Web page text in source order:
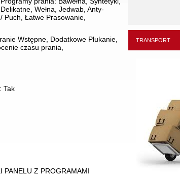
Delikatne, Wełna, Jedwab, Anty-
Puch, Łatwe Prasowanie,
Wstępne, Dodatkowe Płukanie,
czasu prania,
Tak
PANELU Z PROGRAMAMI
TRANSPORT